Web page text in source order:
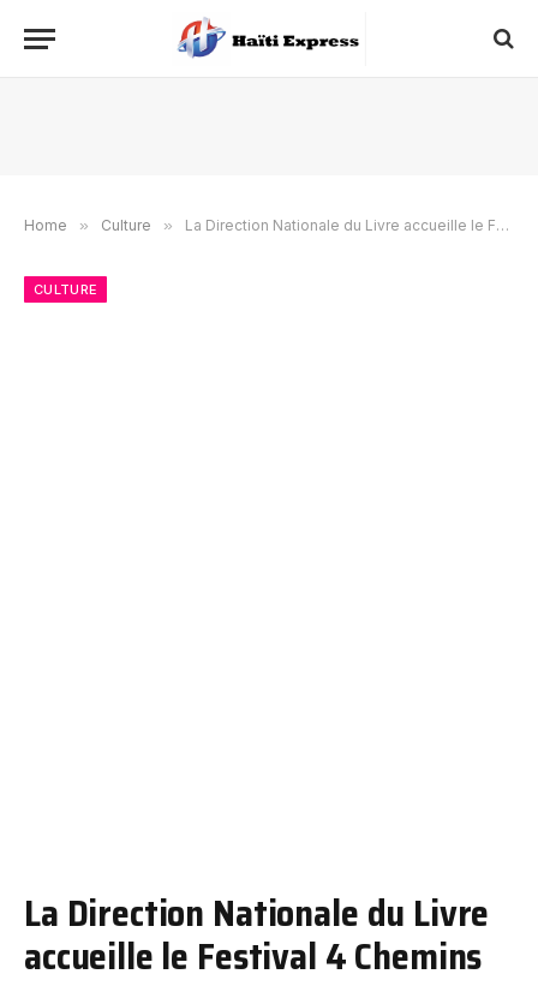
Home » Culture » La Direction Nationale du Livre accueille le Festival 4 Chemins
CULTURE
La Direction Nationale du Livre
accueille le Festival 4 Chemins